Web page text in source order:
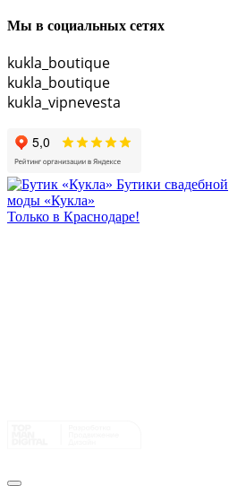
Мы в социальных сетях
kukla_boutique
kukla_boutique
kukla_vipnevesta
Бутики свадебной
моды «Кукла»
Только в Краснодаре!